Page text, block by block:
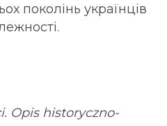
поколінь українців
Opis historyczno-